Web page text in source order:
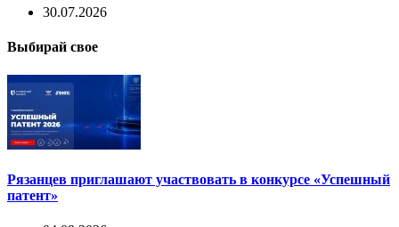
30.07.2026
Выбирай свое
Рязанцев приглашают участвовать в конкурсе «Успешный
патент»